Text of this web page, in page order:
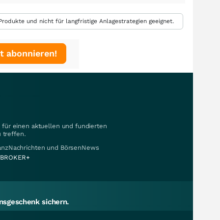
und nicht für langfristige Anlagestrategien geeignet.
abonnieren!
für einen aktuellen und fundierten
treffen.
und BörsenNews
sichern.